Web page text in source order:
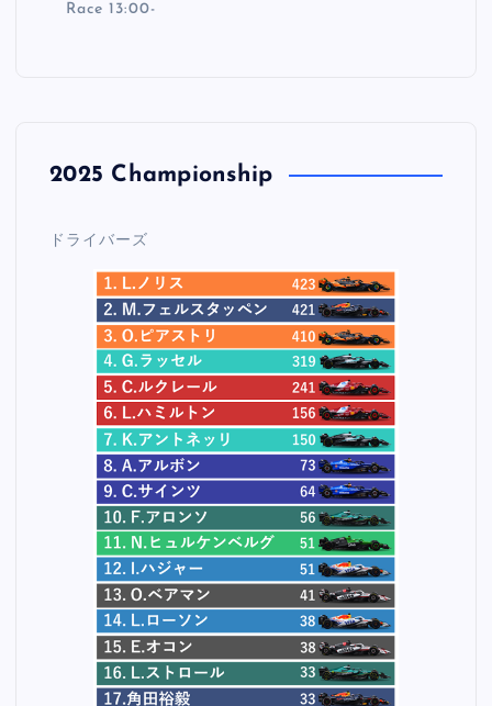
Race 13:00-
2025 Championship
ドライバーズ